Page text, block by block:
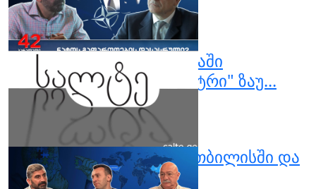
ივნისი 14, 2025
0
3
გია თვალავაძე გადაცემაში
"პოლიტიკური თერმომეტრი" ზაუ...
ივნისი 14, 2025
პოდკასტი #34 ფორუმი თბილისში და
კრიტიკული აზროვნება